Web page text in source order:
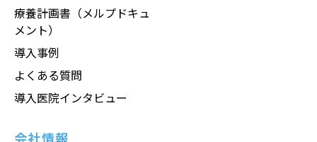
療養計画書（メルプドキュ
メント）
導入事例
よくある質問
導入医院インタビュー
会社情報